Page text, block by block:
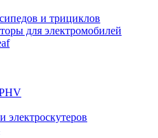
и трициклов
для электромобилей
электроскутеров